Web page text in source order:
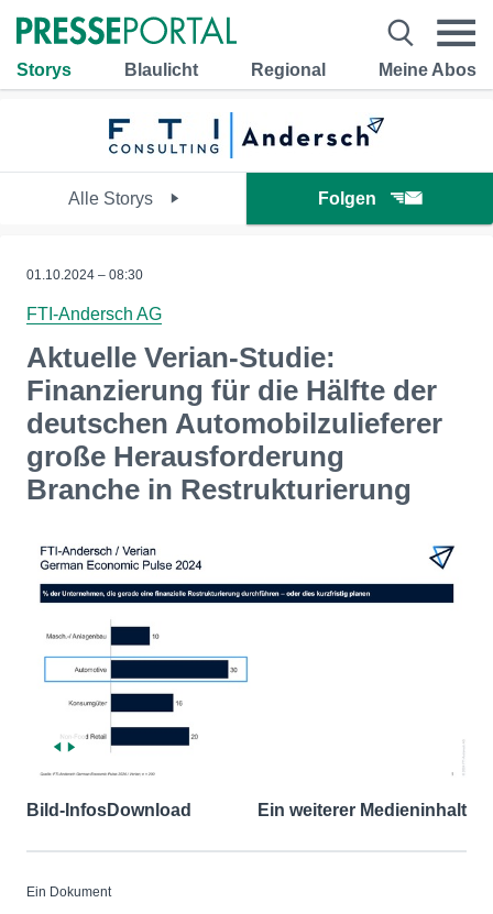
Storys Blaulicht Regional Meine Abos
Alle Storys Folgen
01.10.2024 – 08:30
FTI-Andersch AG
Aktuelle Verian-Studie:
Finanzierung für die Hälfte der
deutschen Automobilzulieferer
große Herausforderung
Branche in Restrukturierung
Bild-InfosDownload Ein weiterer Medieninhalt
Ein Dokument